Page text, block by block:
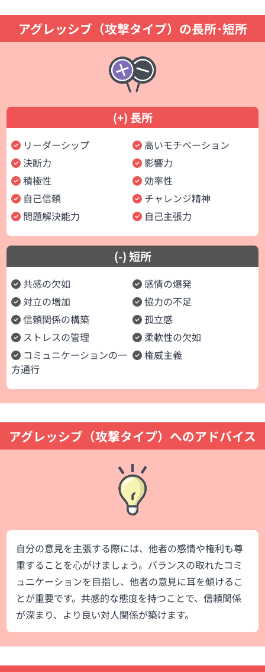
アグレッシブ（攻撃タイプ）の長所･短所
(+) 長所
リーダーシップ
決断力
積極性
自己信頼
問題解決能力
高いモチベーション
影響力
効率性
チャレンジ精神
自己主張力
(-) 短所
共感の欠如
対立の増加
信頼関係の構築
ストレスの管理
コミュニケーションの一
方通行
感情の爆発
協力の不足
孤立感
柔軟性の欠如
権威主義
アグレッシブ（攻撃タイプ）へのアドバイス
自分の意見を主張する際には、他者の感情や権利も尊
重することを心がけましょう。バランスの取れたコミ
ュニケーションを目指し、他者の意見に耳を傾けるこ
とが重要です。共感的な態度を持つことで、信頼関係
が深まり、より良い対人関係が築けます。